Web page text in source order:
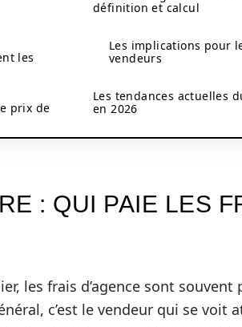
les
prix de
définition et calcul
Les implications pour
vendeurs
Les tendances actuelles
en 2026
: QUI PAIE LES
les frais d’agence sont
c’est le vendeur qui se voit